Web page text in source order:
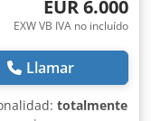
EUR 6.000
EXW VB IVA no incluído
Llamar
totalmente